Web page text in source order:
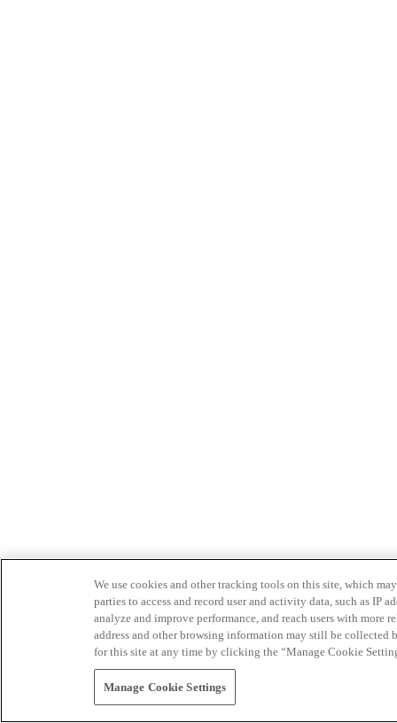
We use cookies and other tracking tools on this site, which
parties to access and record user and activity data, such as IP
analyze and improve performance, and reach users with
address and other browsing information may still be collected
for this site at any time by clicking the “Manage Cookie
Manage Cookie Settings